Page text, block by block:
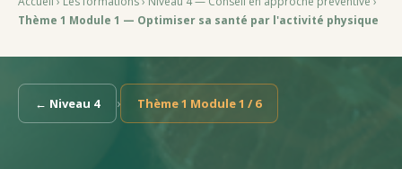
Thème 1 Module 1 — Optimiser sa santé par l'activité physique
← Niveau 4 › Thème 1 Module 1 / 6